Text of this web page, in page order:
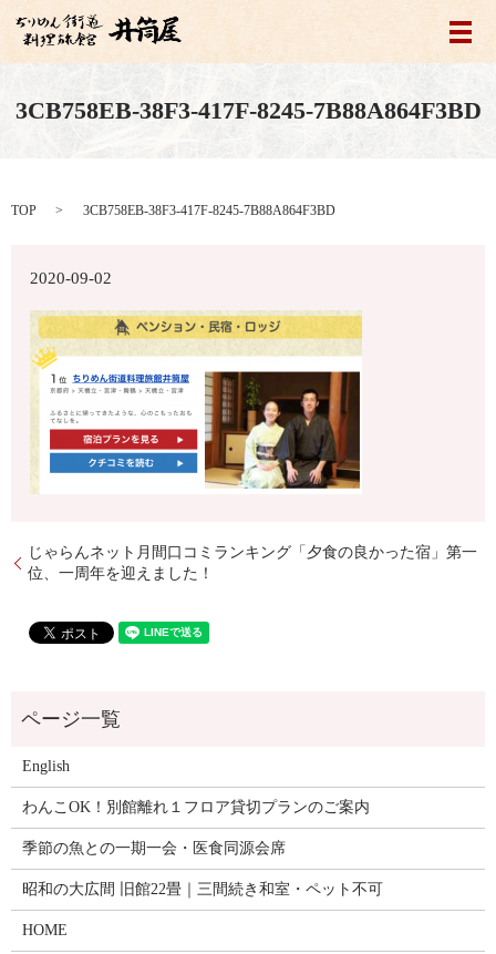
メ
3CB758EB-38F3-417F-8245-7B88A864F3BD
TOP 3CB758EB-38F3-417F-8245-7B88A864F3BD
2020-09-02
じゃらんネット月間口コミランキング「夕食の良かった宿」第一
位、一周年を迎えました！
English
わんこOK！別館離れ１フロア貸切プランのご案内
季節の魚との一期一会・医食同源会席
昭和の大広間 旧館22畳｜三間続き和室・ペット不可
HOME